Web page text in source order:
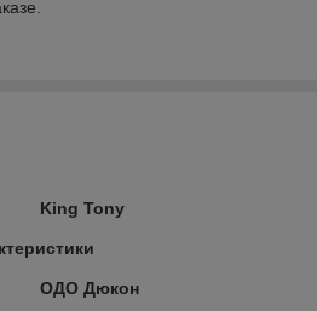
King Tony
ОДО Дюкон